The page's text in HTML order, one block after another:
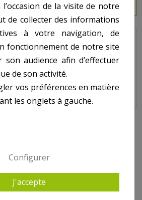
ASTRAL petite meurtrière vendus par
ASTRAL Petite Meurtrière, 4402010307
de la visite de notre
de collecter des informations
à votre navigation, de
fonctionnement de notre site
son audience afin d’effectuer
de son activité.
vos préférences en matière
les onglets à gauche.
Configurer
J'accepte